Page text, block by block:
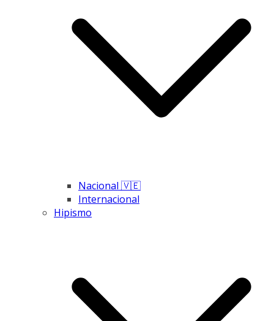
Nacional 🇻🇪
Internacional
Hipismo